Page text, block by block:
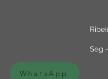
WhatsApp
Seg